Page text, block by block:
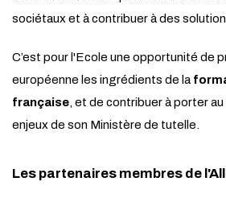
sociétaux et à contribuer à des
C’est pour l'Ecole une opportunité de
européenne les ingrédients de la
française, et de contribuer à porter
enjeux de son Ministère de tutelle.
Les partenaires membres de